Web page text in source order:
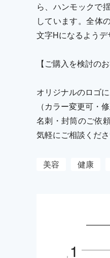
ら、ハンモックで
しています。全体
文字Hになるようデ
【ご購入を検討の
オリジナルのロゴ
（カラー変更可・
名刺・封筒のご依
気軽にご相談くださ
美容 健康